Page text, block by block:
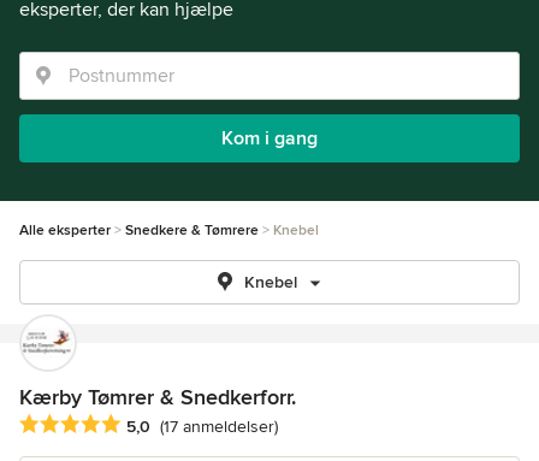
eksperter, der kan hjælpe
Kom i gang
Alle eksperter Snedkere & Tømrere Knebel
Knebel
Kærby Tømrer & Snedkerforr.
Gennemsnitlig bedømmelse: 5 ud af 5 stjerner
5,0 (17 anmeldelser)